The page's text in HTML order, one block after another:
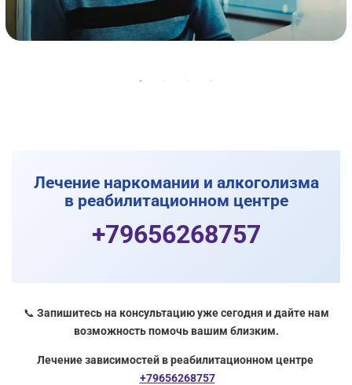
Лечение наркомании и алкоголизма
в реабилитационном центре
+79656268757
📞 Запишитесь на консультацию уже сегодня и дайте нам
возможность помочь вашим близким.
Лечение зависимостей в реабилитационном центре
+79656268757